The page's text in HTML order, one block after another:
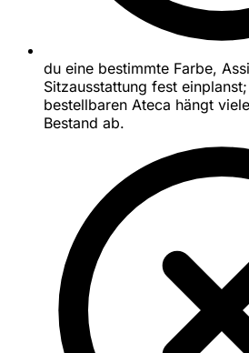
du eine bestimmte Farbe,
Sitzausstattung fest
bestellbaren Ateca hängt
Bestand ab.